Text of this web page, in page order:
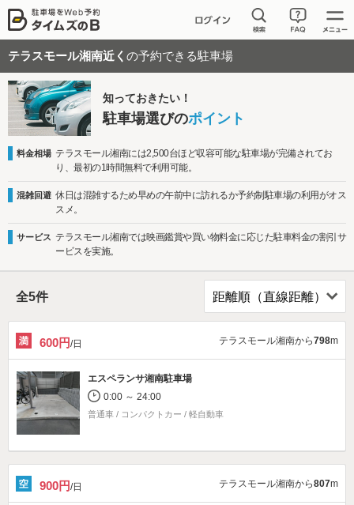
テラスモール湘南近く の予約できる駐車場
知っておきたい！
駐車場選びのポイント
料金相場 テラスモール湘南には2,500台ほど収容可能な駐車場が完備されてお
り、最初の1時間無料で利用可能。
混雑回避 休日は混雑するため早めの午前中に訪れるか予約制駐車場の利用がオス
スメ。
サービス テラスモール湘南では映画鑑賞や買い物料金に応じた駐車料金の割引サ
ービスを実施。
全5件
600円/日 テラスモール湘南から798m
エスペランサ湘南駐車場
0:00 ～ 24:00
普通車 / コンパクトカー / 軽自動車
900円/日 テラスモール湘南から807m